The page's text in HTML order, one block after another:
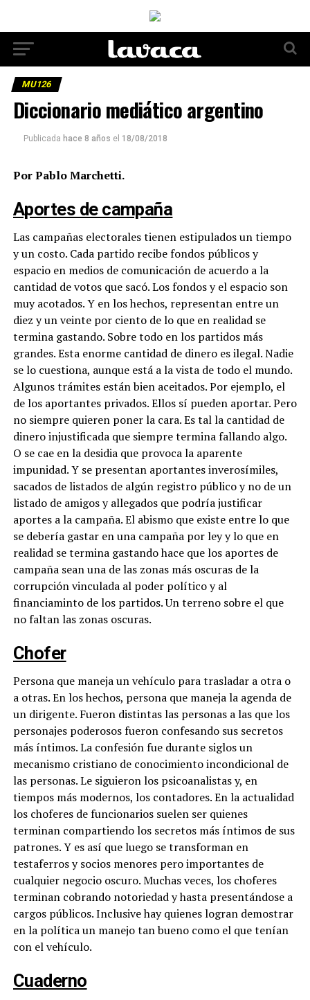
MU126
Diccionario mediático argentino
Publicada hace 8 años el 18/08/2018
Por Pablo Marchetti.
Aportes de campaña
Las campañas electorales tienen estipulados un tiempo
y un costo. Cada partido recibe fondos públicos y
espacio en medios de comunicación de acuerdo a la
cantidad de votos que sacó. Los fondos y el espacio son
muy acotados. Y en los hechos, representan entre un
diez y un veinte por ciento de lo que en realidad se
termina gastando. Sobre todo en los partidos más
grandes. Esta enorme cantidad de dinero es ilegal. Nadie
se lo cuestiona, aunque está a la vista de todo el mundo.
Algunos trámites están bien aceitados. Por ejemplo, el
de los aportantes privados. Ellos sí pueden aportar. Pero
no siempre quieren poner la cara. Es tal la cantidad de
dinero injustificada que siempre termina fallando algo.
O se cae en la desidia que provoca la aparente
impunidad. Y se presentan aportantes inverosímiles,
sacados de listados de algún registro público y no de un
listado de amigos y allegados que podría justificar
aportes a la campaña. El abismo que existe entre lo que
se debería gastar en una campaña por ley y lo que en
realidad se termina gastando hace que los aportes de
campaña sean una de las zonas más oscuras de la
corrupción vinculada al poder político y al
financiaminto de los partidos. Un terreno sobre el que
no faltan las zonas oscuras.
Chofer
Persona que maneja un vehículo para trasladar a otra o
a otras. En los hechos, persona que maneja la agenda de
un dirigente. Fueron distintas las personas a las que los
personajes poderosos fueron confesando sus secretos
más íntimos. La confesión fue durante siglos un
mecanismo cristiano de conocimiento incondicional de
las personas. Le siguieron los psicoanalistas y, en
tiempos más modernos, los contadores. En la actualidad
los choferes de funcionarios suelen ser quienes
terminan compartiendo los secretos más íntimos de sus
patrones. Y es así que luego se transforman en
testaferros y socios menores pero importantes de
cualquier negocio oscuro. Muchas veces, los choferes
terminan cobrando notoriedad y hasta presentándose a
cargos públicos. Inclusive hay quienes logran demostrar
en la política un manejo tan bueno como el que tenían
con el vehículo.
Cuaderno